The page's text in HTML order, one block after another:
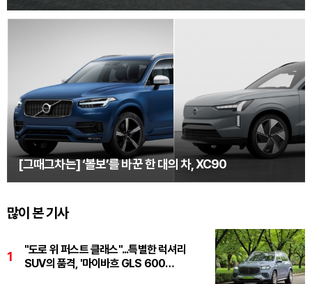
[그때그차는] ‘볼보’를 바꾼 한 대의 차, XC90
많이 본 기사
1
"도로 위 퍼스트 클래스"...특별한 럭셔리
SUV의 품격, '마이바흐 GLS 600